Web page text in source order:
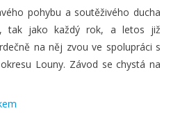
pohybu a soutěživého ducha
tak jako každý rok, a letos již
na něj zvou ve spolupráci s
Louny. Závod se chystá na